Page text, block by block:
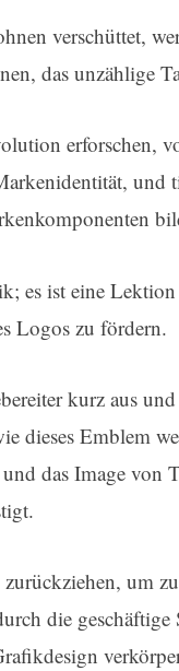
verschüttet,
das unzählige
erforschen,
und
es ist eine
Logos zu fördern.
kurz aus
dieses Emblem
das Image von
um
die geschäftige